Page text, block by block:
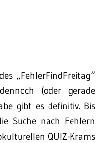
„FehlerFindFreitag“
(oder gerade
gibt es definitiv. Bis
Suche nach Fehlern
QUIZ-Krams